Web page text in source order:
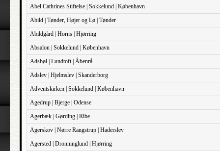
Abel Cathrines Stiftelse | Sokkelund | København
Abild | Tønder, Højer og Lø | Tønder
Abildgård | Horns | Hjørring
Absalon | Sokkelund | København
Adsbøl | Lundtoft | Åbenrå
Adslev | Hjelmslev | Skanderborg
Adventskirken | Sokkelund | København
Agedrup | Bjerge | Odense
Agerbæk | Gørding | Ribe
Agerskov | Nørre Rangstrup | Haderslev
Agersted | Dronninglund | Hjørring